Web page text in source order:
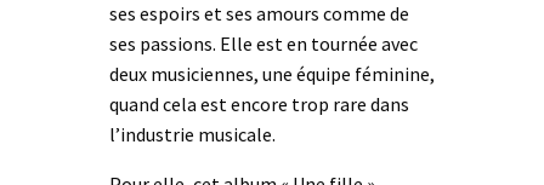
ses espoirs et ses amours comme de
ses passions. Elle est en tournée avec
deux musiciennes, une équipe féminine,
quand cela est encore trop rare dans
l’industrie musicale.